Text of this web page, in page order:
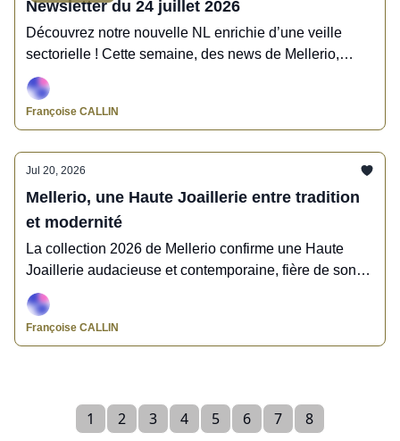
Newsletter du 24 juillet 2026
Découvrez notre nouvelle NL enrichie d’une veille
sectorielle ! Cette semaine, des news de Mellerio,
Pomellato, Aurélie Bidermann, Kering, Vever,
Mauboussin, Les Néréides, l’Atelier d’Amaya,
Col&McArthur, Casio, Yema, Hamilton, Jaeger-
Françoise CALLIN
Jul 20, 2026
Mellerio, une Haute Joaillerie entre tradition
et modernité
La collection 2026 de Mellerio confirme une Haute
Joaillerie audacieuse et contemporaine, fière de son
héritage et ancrée dans son siècle.
Françoise CALLIN
1 2 3 4 5 6 7 8